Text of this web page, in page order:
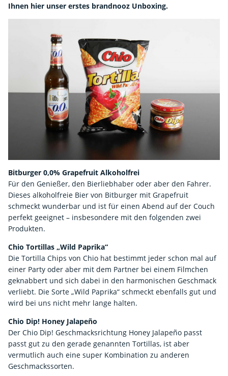
Ihnen hier unser erstes brandnooz Unboxing.
Bitburger 0,0% Grapefruit Alkoholfrei
Für den Genießer, den Bierliebhaber oder aber den Fahrer.
Dieses alkoholfreie Bier von Bitburger mit Grapefruit
schmeckt wunderbar und ist für einen Abend auf der Couch
perfekt geeignet – insbesondere mit den folgenden zwei
Produkten.
Chio Tortillas „Wild Paprika“
Die Tortilla Chips von Chio hat bestimmt jeder schon mal auf
einer Party oder aber mit dem Partner bei einem Filmchen
geknabbert und sich dabei in den harmonischen Geschmack
verliebt. Die Sorte „Wild Paprika“ schmeckt ebenfalls gut und
wird bei uns nicht mehr lange halten.
Chio Dip! Honey Jalapeño
Der Chio Dip! Geschmacksrichtung Honey Jalapeño passt
passt gut zu den gerade genannten Tortillas, ist aber
vermutlich auch eine super Kombination zu anderen
Geschmackssorten.